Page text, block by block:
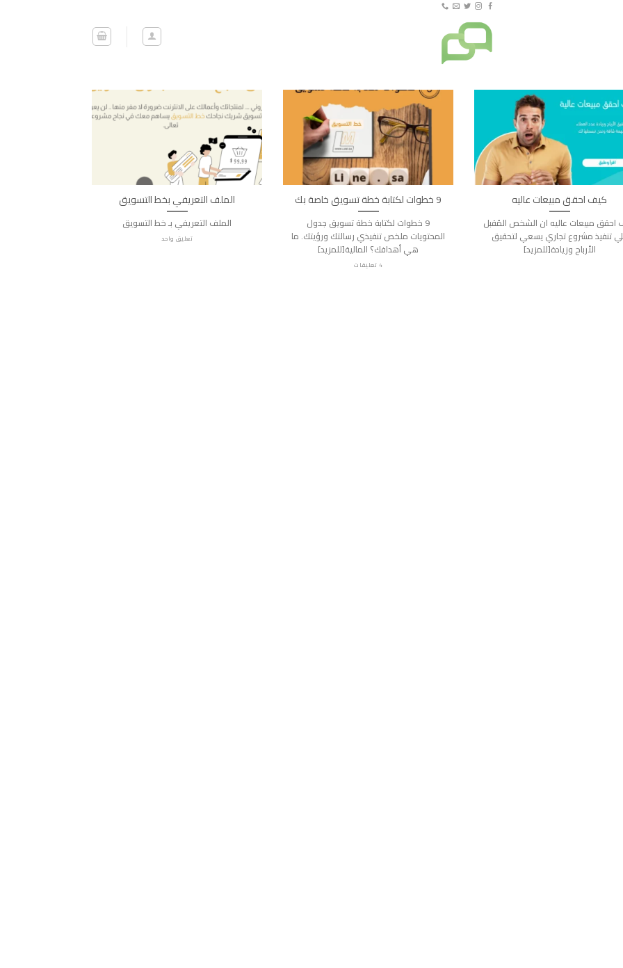
كيف احقق مبيعات عاليه
احقق مبيعات عاليه ان الشخص المُقبل
تنفيذ مشروع تجاري يسعي لتحقيق
الأرباح وزيادة[للمزيد]
9 خطوات لكتابة خطة تسويق خاصة بك
9 خطوات لكتابة خطة تسويق جدول
المحتويات ملخص تنفيذي رسالتك ورؤيتك. ما
هي أهدافك؟ المالية[للمزيد]
4 تعليقات
الملف التعريفي بخط التسويق
الملف التعريفي بـ خط التسويق
تعليق واحد